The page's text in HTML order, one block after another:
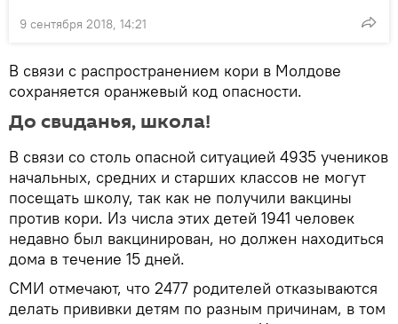
9 сентября 2018, 14:21
В связи с распространением кори в Молдове
сохраняется оранжевый код опасности.
До свиданья, школа!
В связи со столь опасной ситуацией 4935 учеников
начальных, средних и старших классов не могут
посещать школу, так как не получили вакцины
против кори. Из числа этих детей 1941 человек
недавно был вакцинирован, но должен находиться
дома в течение 15 дней.
СМИ отмечают, что 2477 родителей отказываются
делать прививки детям по разным причинам, в том